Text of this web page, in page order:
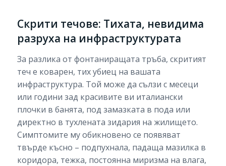
Скрити течове: Тихата, невидима
разруха на инфраструктурата
За разлика от фонтаниращата тръба, скритият
теч е коварен, тих убиец на вашата
инфраструктура. Той може да сълзи с месеци
или години зад красивите ви италиански
плочки в банята, под замазката в пода или
директно в тухлената зидария на жилището.
Симптомите му обикновено се появяват
твърде късно – подпухнала, падаща мазилка в
коридора, тежка, постоянна миризма на влага,